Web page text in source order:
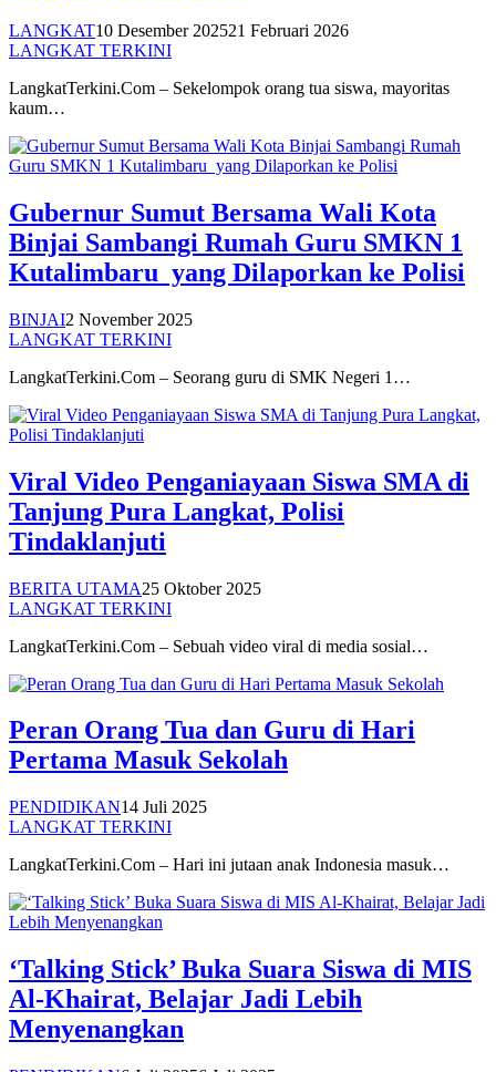
LANGKAT10 Desember 202521 Februari 2026
LANGKAT TERKINI
LangkatTerkini.Com – Sekelompok orang tua siswa, mayoritas
kaum…
Gubernur Sumut Bersama Wali Kota
Binjai Sambangi Rumah Guru SMKN 1
Kutalimbaru yang Dilaporkan ke Polisi
BINJAI2 November 2025
LANGKAT TERKINI
LangkatTerkini.Com – Seorang guru di SMK Negeri 1…
Viral Video Penganiayaan Siswa SMA di
Tanjung Pura Langkat, Polisi
Tindaklanjuti
BERITA UTAMA25 Oktober 2025
LANGKAT TERKINI
LangkatTerkini.Com – Sebuah video viral di media sosial…
Peran Orang Tua dan Guru di Hari
Pertama Masuk Sekolah
PENDIDIKAN14 Juli 2025
LANGKAT TERKINI
LangkatTerkini.Com – Hari ini jutaan anak Indonesia masuk…
‘Talking Stick’ Buka Suara Siswa di MIS
Al-Khairat, Belajar Jadi Lebih
Menyenangkan